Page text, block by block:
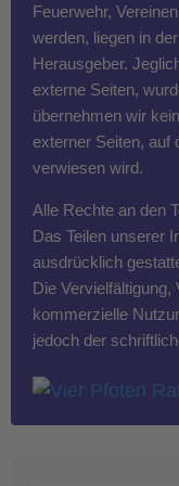
Feuerwehr,
werden, liegen in
Herausgeber.
externe Seiten,
übernehmen wir
externer Seiten, auf
verwiesen wird.
Alle Rechte an den
Das Teilen unserer
ausdrücklich
Die Vervielfältigung,
kommerzielle
jedoch der